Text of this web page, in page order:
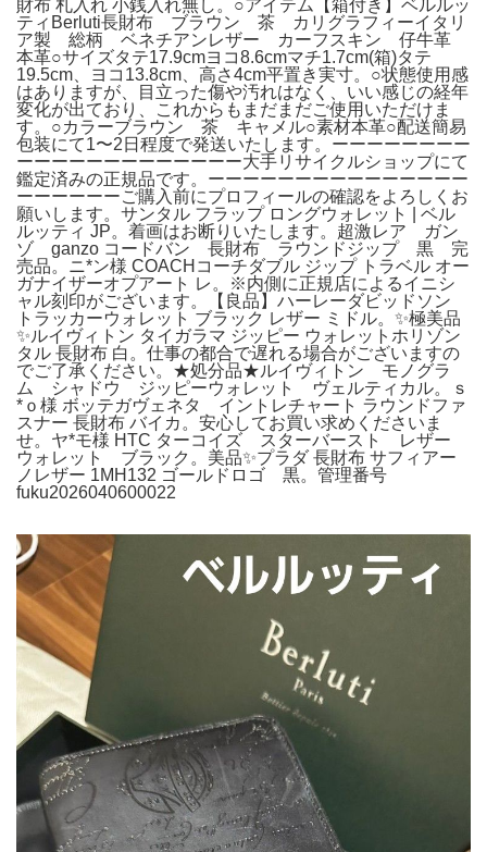
財布 札入れ 小銭入れ無し。○アイテム【箱付き】ベルルッ
ティBerluti長財布 ブラウン 茶 カリグラフィーイタリ
ア製 総柄 ベネチアンレザー カーフスキン 仔牛革
本革○サイズタテ17.9cmヨコ8.6cmマチ1.7cm(箱)タテ
19.5cm、ヨコ13.8cm、高さ4cm平置き実寸。○状態使用感
はありますが、目立った傷や汚れはなく、いい感じの経年
変化が出ており、これからもまだまだご使用いただけま
す。○カラーブラウン 茶 キャメル○素材本革○配送簡易
包装にて1〜2日程度で発送いたします。ーーーーーーーー
ーーーーーーーーーーーーー大手リサイクルショップにて
鑑定済みの正規品です。ーーーーーーーーーーーーーーー
ーーーーーーご購入前にプロフィールの確認をよろしくお
願いします。サンタル フラップ ロングウォレット | ベル
ルッティ JP。着画はお断りいたします。超激レア ガン
ゾ ganzo コードバン 長財布 ラウンドジップ 黒 完
売品。ニ*ン様 COACHコーチダブル ジップ トラベル オー
ガナイザーオプアート レ。※内側に正規店によるイニシ
ャル刻印がございます。【良品】ハーレーダビッドソン
トラッカーウォレット ブラック レザー ミドル。✨極美品
✨ルイヴィトン タイガラマ ジッピー ウォレットホリゾン
タル 長財布 白。仕事の都合で遅れる場合がございますの
でご了承ください。★処分品★ルイヴィトン モノグラ
ム シャドウ ジッピーウォレット ヴェルティカル。ｓ
*ｏ様 ボッテガヴェネタ イントレチャート ラウンドファ
スナー 長財布 バイカ。安心してお買い求めくださいま
せ。ヤ*モ様 HTC ターコイズ スターバースト レザー
ウォレット ブラック。美品✨プラダ 長財布 サフィアー
ノレザー 1MH132 ゴールドロゴ 黒。管理番号
fuku2026040600022